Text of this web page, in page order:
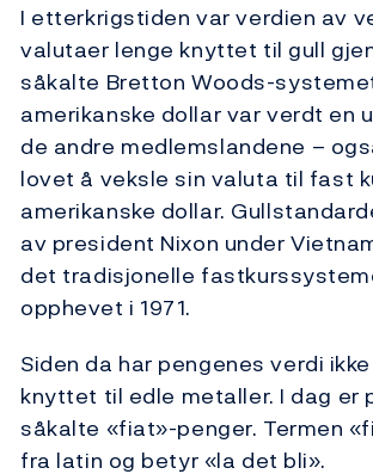
I etterkrigstiden var verdien av
valutaer lenge knyttet til gull
såkalte Bretton Woods-
amerikanske dollar var verdt en
de andre medlemslandene –
lovet å veksle sin valuta til fast
amerikanske dollar.
av president Nixon under
det tradisjonelle
opphevet i 1971.
Siden da har pengenes verdi
knyttet til edle metaller. I dag er
såkalte «fiat»-penger. Termen
fra latin og betyr «la det bli».